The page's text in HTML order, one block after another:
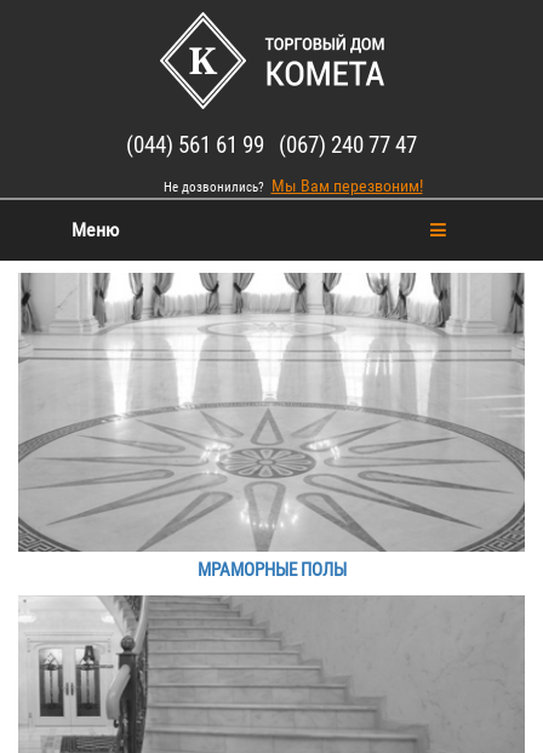
(044) 561 61 99 (067) 240 77 47
Не дозвонились? Мы Вам перезвоним!
Меню
МРАМОРНЫЕ ПОЛЫ